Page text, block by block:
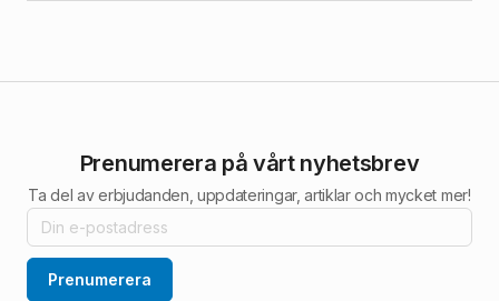
Prenumerera på vårt nyhetsbrev
Ta del av erbjudanden, uppdateringar, artiklar och mycket mer!
Prenumerera